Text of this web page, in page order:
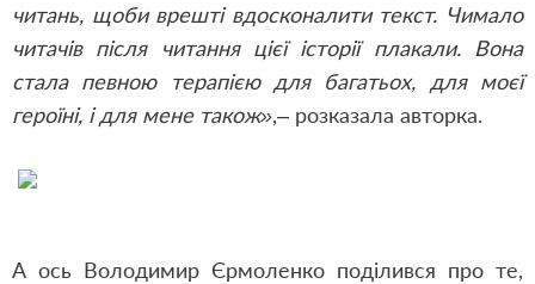
читань, щоби врешті вдосконалити текст. Чимало
читачів після читання цієї історії плакали. Вона
стала певною терапією для багатьох, для моєї
героїні, і для мене також»,– розказала авторка.
А ось Володимир Єрмоленко поділився про те,